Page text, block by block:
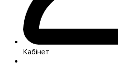
Кабінет